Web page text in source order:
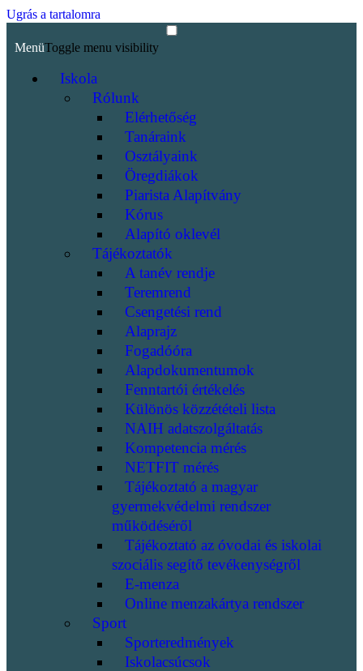
Ugrás a tartalomra
MenüToggle menu visibility
Iskola
Rólunk
Elérhetőség
Tanáraink
Osztályaink
Öregdiákok
Piarista Alapítvány
Kórus
Alapító oklevél
Tájékoztatók
A tanév rendje
Teremrend
Csengetési rend
Alaprajz
Fogadóóra
Alapdokumentumok
Fenntartói értékelés
Különös közzétételi lista
NAIH adatszolgáltatás
Kompetencia mérés
NETFIT mérés
Tájékoztató a magyar
gyermekvédelmi rendszer
működéséről
Tájékoztató az óvodai és iskolai
szociális segítő tevékenységről
E-menza
Online menzakártya rendszer
Sport
Sporteredmények
Iskolacsúcsok